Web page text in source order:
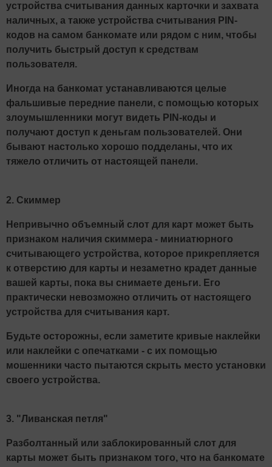
устройства считывания данных карточки и захвата
наличных, а также устройства считывания PIN-
кодов на самом банкомате или рядом с ним, чтобы
получить быстрый доступ к средствам
пользователя.
Иногда на банкомат устанавливаются целые
фальшивые передние панели, с помощью которых
злоумышленники могут видеть PIN-коды и
получают доступ к деньгам пользователей. Они
бывают настолько хорошо подделаны, что их
тяжело отличить от настоящей панели.
2. Скиммер
Непривычно объемный слот для карт может быть
признаком наличия скиммера - миниатюрного
считывающего устройства, которое прикрепляется
к отверстию для карты и незаметно крадет данные
вашей карты, пока вы снимаете деньги. Его
практически невозможно отличить от настоящего
устройства для считывания карт.
Будьте осторожны, если заметите кривые наклейки
или наклейки с опечатками - с их помощью
мошенники часто пытаются скрыть место установки
своего устройства.
3. "Ливанская петля"
Разболтанный или заблокированный слот для
карты может быть признаком того, что на банкомате